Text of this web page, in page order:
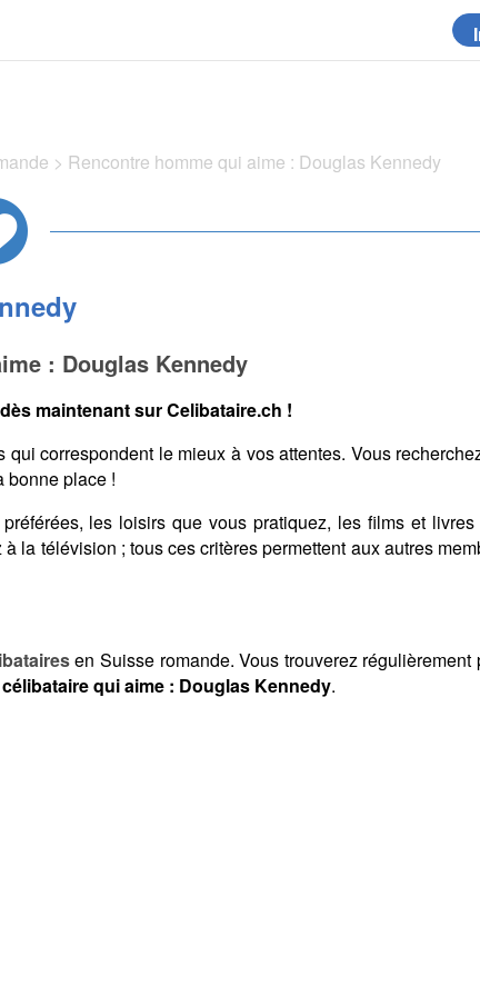
> Rencontre homme qui aime : Douglas Kennedy
: Douglas Kennedy
maintenant sur Celibataire.ch !
correspondent le mieux à vos attentes. Vous
bonne place !
les loisirs que vous pratiquez, les films et
la télévision ; tous ces critères permettent aux autres
en Suisse romande. Vous trouverez régulièrement
qui aime : Douglas Kennedy.